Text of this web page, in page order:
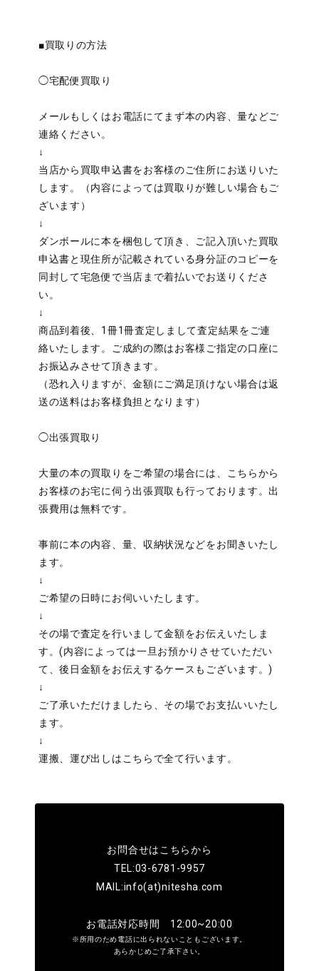
■買取りの方法
◯宅配便買取り
メールもしくはお電話にてまず本の内容、量などご
連絡ください。
↓
当店から買取申込書をお客様のご住所にお送りいた
します。（内容によっては買取りが難しい場合もご
ざいます）
↓
ダンボールに本を梱包して頂き、ご記入頂いた買取
申込書と現住所が記載されている身分証のコピーを
同封して宅急便で当店まで着払いでお送りくださ
い。
↓
商品到着後、1冊1冊査定しまして査定結果をご連
絡いたします。ご成約の際はお客様ご指定の口座に
お振込みさせて頂きます。
（恐れ入りますが、金額にご満足頂けない場合は返
送の送料はお客様負担となります）
◯出張買取り
大量の本の買取りをご希望の場合には、こちらから
お客様のお宅に伺う出張買取も行っております。出
張費用は無料です。
事前に本の内容、量、収納状況などをお聞きいたし
ます。
↓
ご希望の日時にお伺いいたします。
↓
その場で査定を行いまして金額をお伝えいたしま
す。(内容によっては一旦お預かりさせていただい
て、後日金額をお伝えするケースもございます。)
↓
ご了承いただけましたら、その場でお支払いいたし
ます。
↓
運搬、運び出しはこちらで全て行います。
お問合せは こちらから
TEL:03-6781-9957
MAIL:info(at)nitesha.com
お電話対応時間 12:00~20:00
※所用のため電話に出られないこともございます。
あらかじめご了承下さい。